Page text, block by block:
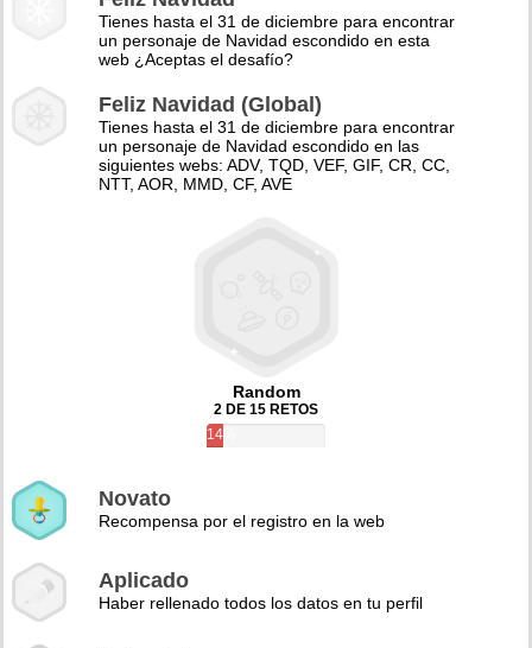
Tienes hasta el 31 de diciembre para encontrar
un personaje de Navidad escondido en esta
web ¿Aceptas el desafío?
Feliz Navidad (Global)
Tienes hasta el 31 de diciembre para encontrar
un personaje de Navidad escondido en las
siguientes webs: ADV, TQD, VEF, GIF, CR, CC,
NTT, AOR, MMD, CF, AVE
Random
2 DE 15 RETOS
14%
Novato
Recompensa por el registro en la web
Aplicado
Haber rellenado todos los datos en tu perfil